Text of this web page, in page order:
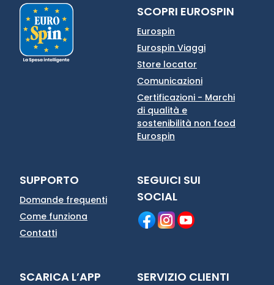
SCOPRI EUROSPIN
Eurospin
Eurospin Viaggi
Store locator
Comunicazioni
Certificazioni - Marchi
di qualità e
sostenibilità non food
Eurospin
SUPPORTO
Domande frequenti
Come funziona
Contatti
SEGUICI SUI
SOCIAL
SCARICA L’APP SERVIZIO CLIENTI